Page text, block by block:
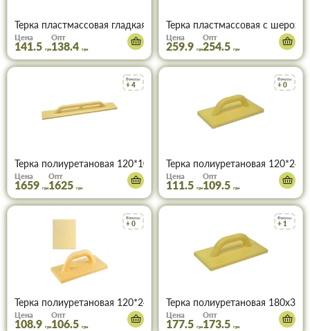
Терка пластмассовая гладкая 130х270мм Favorit 07-200
Цена
141.5 грн
Опт
138.4 грн
Терка пластмассовая с
Цена
259.9 грн
Опт
254.5 грн
Бонусы
+ 4
Терка полиуретановая 120*1000 мм ФАВОРИТ 07-121
Цена
1659 грн
Опт
1625 грн
Бонусы
+ 0
Терка полиуретановая
Цена
111.5 грн
Опт
109.5 грн
Бонусы
+ 0
Терка полиуретановая 120*240 мм ФАВОРИТ 07-090
Цена
108.9 грн
Опт
106.5 грн
Бонусы
+ 1
Терка полиуретановая
Цена
177.5 грн
Опт
173.5 грн